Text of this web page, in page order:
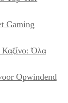
Gaming
Καζίνο: Όλα
Opwindend